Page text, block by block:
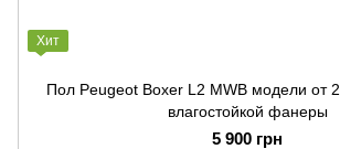
Хит
Пол Peugeot Boxer L2 MWB модели от
влагостойкой фанеры
5 900 грн